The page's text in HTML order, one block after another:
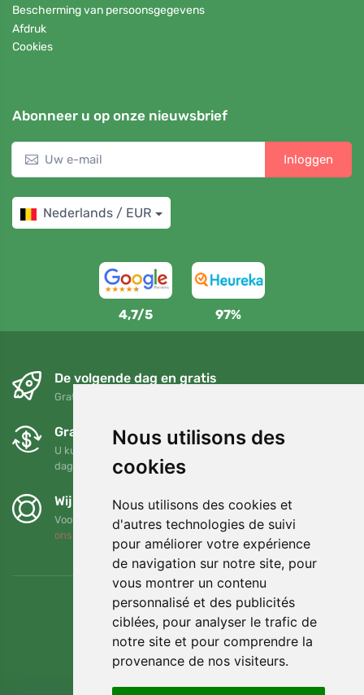
Nous utilisons des
cookies
Nous utilisons des cookies et
d'autres technologies de suivi
pour améliorer votre expérience
de navigation sur notre site, pour
vous montrer un contenu
personnalisé et des publicités
ciblées, pour analyser le trafic de
notre site et pour comprendre la
provenance de nos visiteurs.
Bescherming van persoonsgegevens
Afdruk
Cookies
Abonneer u op onze nieuwsbrief
Inloggen
Nederlands / EUR
4,7/5 97%
De volgende dag en gratis
Gratis verzending voor bestellingen boven 95 EUR
Gratis ruilen en retourneren
U kunt uw bestelling op elk gewenst moment binnen 90
dagen retourneren of ruilen
Wij steunen Trees.org
Voor elke bestelling planten we een boom! Lees meer
ons